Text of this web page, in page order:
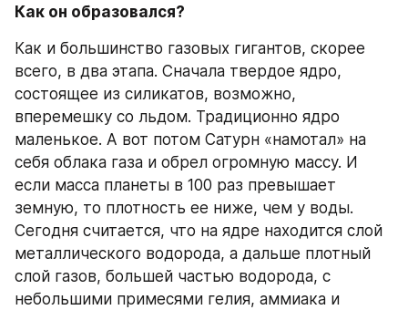
Как он образовался?
Как и большинство газовых гигантов, скорее
всего, в два этапа. Сначала твердое ядро,
состоящее из силикатов, возможно,
вперемешку со льдом. Традиционно ядро
маленькое. А вот потом Сатурн «намотал» на
себя облака газа и обрел огромную массу. И
если масса планеты в 100 раз превышает
земную, то плотность ее ниже, чем у воды.
Сегодня считается, что на ядре находится слой
металлического водорода, а дальше плотный
слой газов, большей частью водорода, с
небольшими примесями гелия, аммиака и